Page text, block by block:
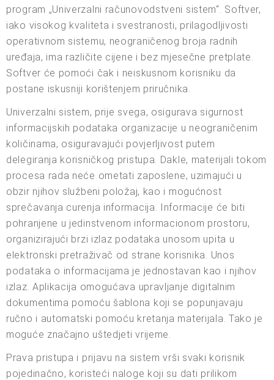
program „Univerzalni računovodstveni sistem“. Softver,
iako visokog kvaliteta i svestranosti, prilagodljivosti
operativnom sistemu, neograničenog broja radnih
uređaja, ima različite cijene i bez mjesečne pretplate.
Softver će pomoći čak i neiskusnom korisniku da
postane iskusniji korištenjem priručnika.
Univerzalni sistem, prije svega, osigurava sigurnost
informacijskih podataka organizacije u neograničenim
količinama, osiguravajući povjerljivost putem
delegiranja korisničkog pristupa. Dakle, materijali tokom
procesa rada neće ometati zaposlene, uzimajući u
obzir njihov službeni položaj, kao i mogućnost
sprečavanja curenja informacija. Informacije će biti
pohranjene u jedinstvenom informacionom prostoru,
organizirajući brzi izlaz podataka unosom upita u
elektronski pretraživač od strane korisnika. Unos
podataka o informacijama je jednostavan kao i njihov
izlaz. Aplikacija omogućava upravljanje digitalnim
dokumentima pomoću šablona koji se popunjavaju
ručno i automatski pomoću kretanja materijala. Tako je
moguće značajno uštedjeti vrijeme.
Prava pristupa i prijavu na sistem vrši svaki korisnik
pojedinačno, koristeći naloge koji su dati prilikom